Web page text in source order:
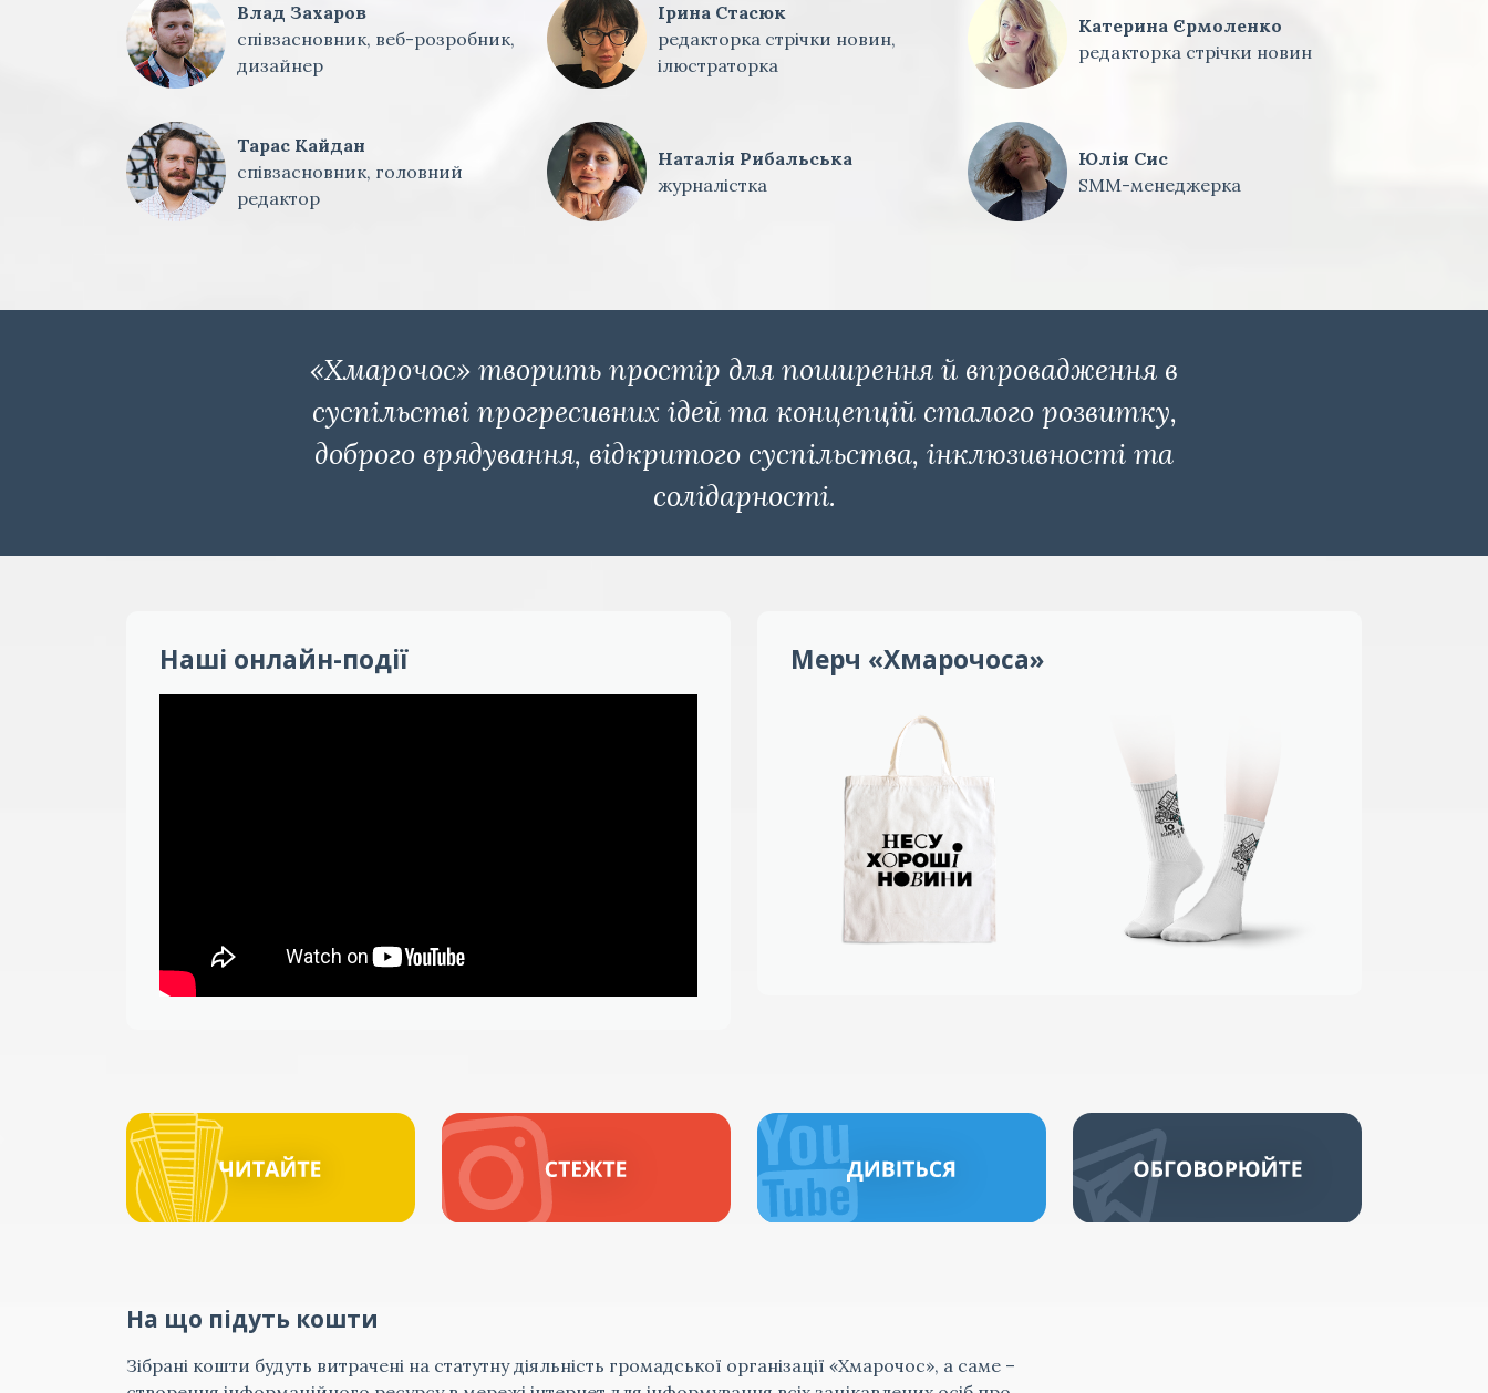
Влад Захаров
співзасновник, веб-розробник,
дизайнер
Тарас Кайдан
співзасновник, головний
редактор
Ірина Стасюк
редакторка стрічки новин,
ілюстраторка
Наталія Рибальська
журналістка
Катерина Єрмоленко
редакторка стрічки новин
Юлія Сис
SMM-менеджерка
«Хмарочос» творить простір для поширення й впровадження в
суспільстві прогресивних ідей та концепцій сталого розвитку,
доброго врядування, відкритого суспільства, інклюзивності та
солідарності.
Наші онлайн-події Мерч «Хмарочоса»
На що підуть кошти
Зібрані кошти будуть витрачені на статутну діяльність громадської організації «Хмарочос», а саме –